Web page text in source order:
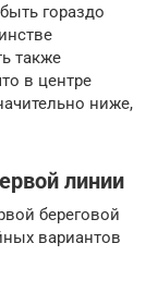
гораздо
также
в центре
ниже,
линии
береговой
вариантов